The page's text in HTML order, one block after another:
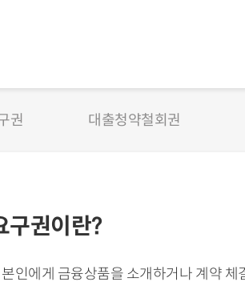
권 대출청약철회권
구권이란?
인에게 금융상품을 소개하거나 계약